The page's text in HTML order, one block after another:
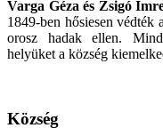
Varga Géza és Zsigó
1849-ben hősiesen védték
orosz hadak ellen.
helyüket a község
Község